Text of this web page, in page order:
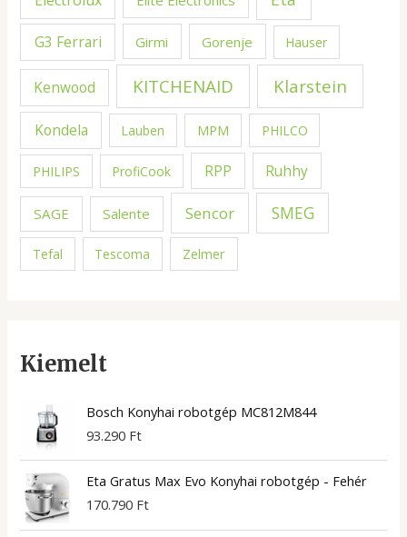
G3 Ferrari Girmi Gorenje Hauser
Kenwood KITCHENAID Klarstein
Kondela Lauben MPM PHILCO
PHILIPS ProfiCook RPP Ruhhy
SAGE Salente Sencor SMEG
Tefal Tescoma Zelmer
Kiemelt
Bosch Konyhai robotgép MC812M844
93.290 Ft
Eta Gratus Max Evo Konyhai robotgép - Fehér
170.790 Ft